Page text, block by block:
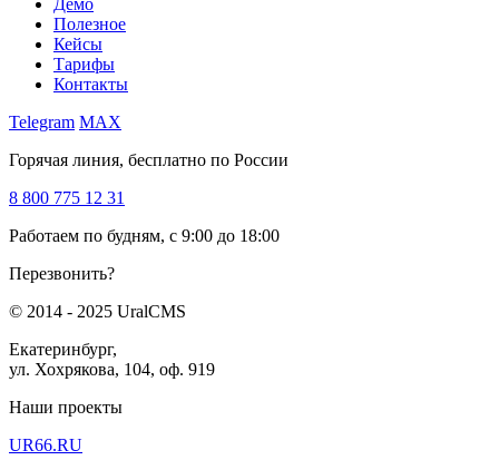
Полезное
Кейсы
Тарифы
Контакты
Telegram MAX
Горячая линия, бесплатно по России
8 800 775 12 31
Работаем по будням, с 9:00 до 18:00
Перезвонить?
© 2014 - 2025 UralCMS
Екатеринбург,
ул. Хохрякова, 104, оф. 919
Наши проекты
UR66.RU